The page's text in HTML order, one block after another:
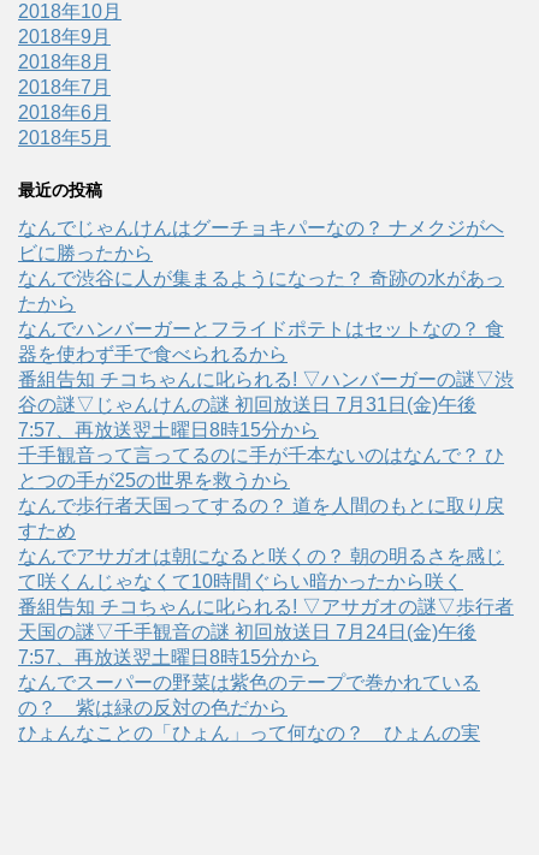
2018年10月
2018年9月
2018年8月
2018年7月
2018年6月
2018年5月
最近の投稿
なんでじゃんけんはグーチョキパーなの？ ナメクジがヘ
ビに勝ったから
なんで渋谷に人が集まるようになった？ 奇跡の水があっ
たから
なんでハンバーガーとフライドポテトはセットなの？ 食
器を使わず手で食べられるから
番組告知 チコちゃんに叱られる! ▽ハンバーガーの謎▽渋
谷の謎▽じゃんけんの謎 初回放送日 7月31日(金)午後
7:57、再放送翌土曜日8時15分から
千手観音って言ってるのに手が千本ないのはなんで？ ひ
とつの手が25の世界を救うから
なんで歩行者天国ってするの？ 道を人間のもとに取り戻
すため
なんでアサガオは朝になると咲くの？ 朝の明るさを感じ
て咲くんじゃなくて10時間ぐらい暗かったから咲く
番組告知 チコちゃんに叱られる! ▽アサガオの謎▽歩行者
天国の謎▽千手観音の謎 初回放送日 7月24日(金)午後
7:57、再放送翌土曜日8時15分から
なんでスーパーの野菜は紫色のテープで巻かれている
の？ 紫は緑の反対の色だから
ひょんなことの「ひょん」って何なの？ ひょんの実